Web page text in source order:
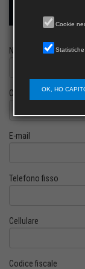
Modulo
Nome
Cognome
E-mail
Telefono fisso
Cellulare
Codice fiscale
Cookie
Statistiche
OK, HO